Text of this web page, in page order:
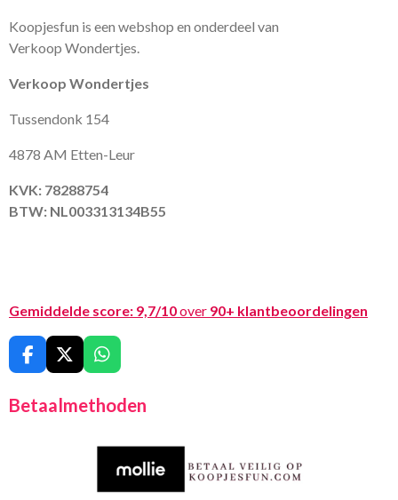
Koopjesfun is een webshop en onderdeel van
Verkoop Wondertjes.
Verkoop Wondertjes
Tussendonk 154
4878 AM Etten-Leur
KVK: 78288754
BTW: NL003313134B55
Gemiddelde score: 9,7/10over 90+ klantbeoordelingen
F
a
c
e
X
W
h
t
A
Betaalmethoden